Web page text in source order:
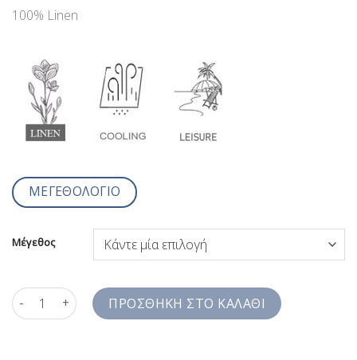
100% Linen
ΜΕΓΕΘΟΛΟΓΙΟ
Μέγεθος
Λινό Πουκάμισο Μονόχρωμο Σιέλ Μελανζέ Jazzy Studio
ΠΡΟΣΘΉΚΗ ΣΤΟ ΚΑΛΆΘΙ